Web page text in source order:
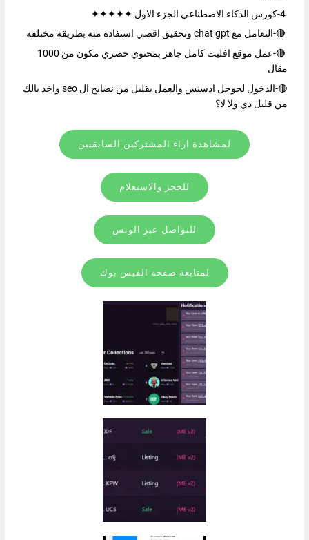
4-كورس الذكاء الاصطناعي الجزء الاول ✦✦✦✦✦
🔴-التعامل مع chat gpt وتحقيق اقصي استفاده منه بطريقة مختلفة
🔴-عمل موقع افليت كامل جاهز بمحتوي حصري مكون من 1000
مقال
🔴-الدخول لجوجل ادسنس والعمل بقليل من نصايح ال seo واخد بالك
من قليل دي ولا لا؟
لمشاهدة اراء المشتركين السابقيين
للحجز والاستعلام
للتواصل عبر الوتس
لمتابعة صفحة الفيس بوك